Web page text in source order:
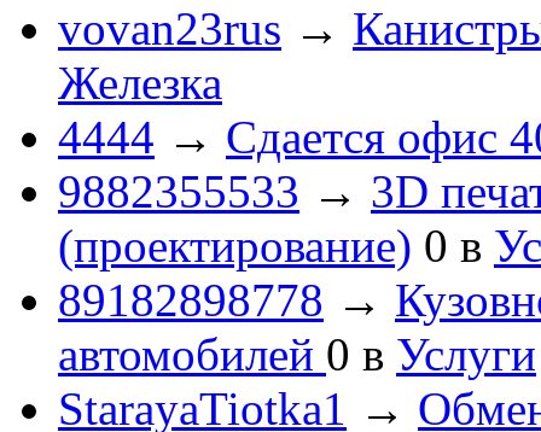
vovan23rus →
Железка
4444 → Сдается офис
9882355533 → 3D
(проектирование) 0 в
89182898778 →
автомобилей 0 в Услуги
StarayaTiotka1 →